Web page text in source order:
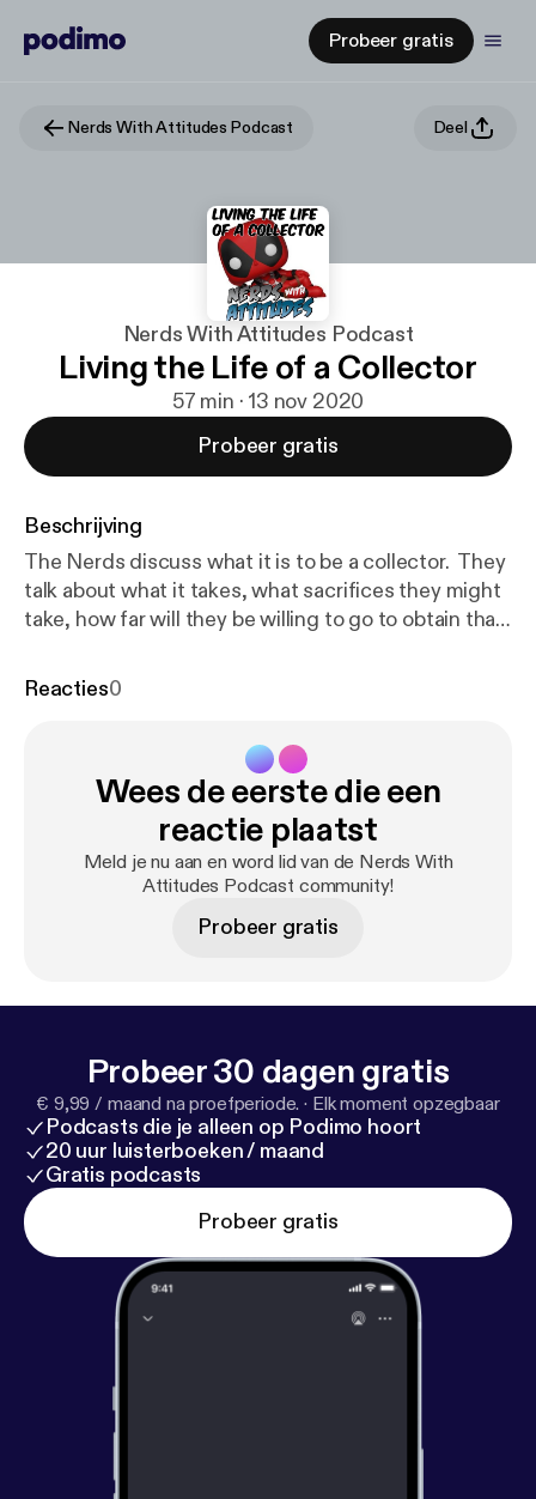
Probeer gratis
Nerds With Attitudes Podcast Deel
Nerds With Attitudes Podcast
Living the Life of a Collector
57 min · 13 nov 2020
Probeer gratis
Beschrijving
The Nerds discuss what it is to be a collector. They
talk about what it takes, what sacrifices they might
take, how far will they be willing to go to obtain that
collections as well as collectibles they seek.
Reacties0
Wees de eerste die een
reactie plaatst
Meld je nu aan en word lid van de Nerds With
Attitudes Podcast community!
Probeer gratis
Probeer 30 dagen gratis
€ 9,99 / maand na proefperiode. · Elk moment opzegbaar
Podcasts die je alleen op Podimo hoort
20 uur luisterboeken / maand
Gratis podcasts
Probeer gratis